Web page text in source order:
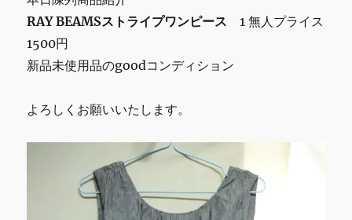
RAY BEAMSストライプワンピース 1 無人プライス
1500円
新品未使用品のgoodコンディション
よろしくお願いいたします。